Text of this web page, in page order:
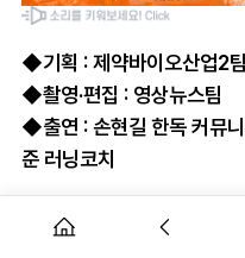
◆기획 : 제약바이오산업2
◆촬영·편집 : 영상뉴스팀
◆출연 : 손현길 한독 커뮤
준 러닝코치
한독이 혈당 관리가 필요한
만들어보는 자리를 마련했습